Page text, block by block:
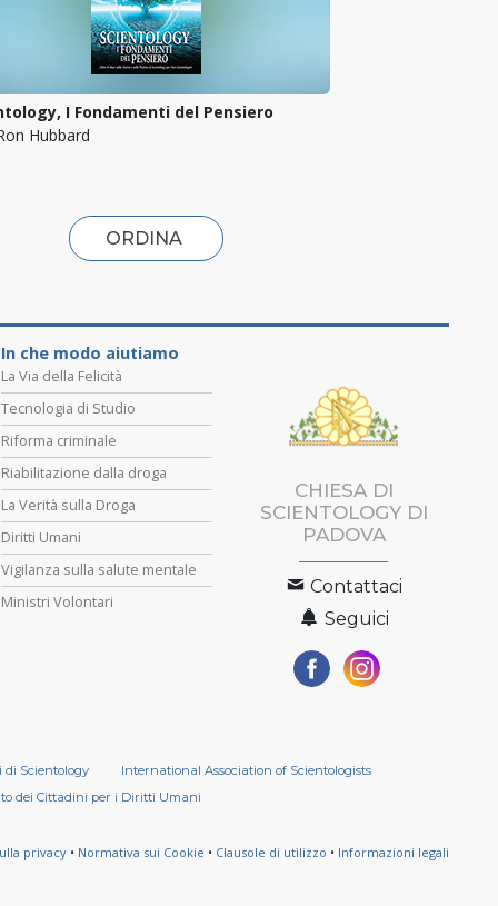
I Fondamenti del Pensiero
Hubbard
ORDINA
In che modo aiutiamo
La Via della Felicità
Tecnologia di Studio
Riforma criminale
Riabilitazione dalla droga
La Verità sulla Droga
Diritti Umani
Vigilanza sulla salute mentale
Ministri Volontari
CHIESA DI
SCIENTOLOGY DI
PADOVA
Contattaci
Seguici
Scientology
International Association of Scientologists
dei Cittadini per i Diritti Umani
privacy • Normativa sui Cookie • Clausole di utilizzo • Informazioni legali